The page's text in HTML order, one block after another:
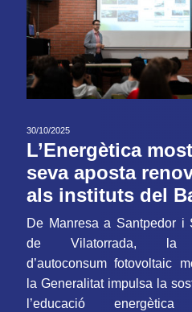
30/10/2025
L’Energètica
seva aposta
als instituts del
De Manresa a Santpedor i
de Vilatorrada, la
d’autoconsum fotovoltaic
la Generalitat impulsa la
l’educació